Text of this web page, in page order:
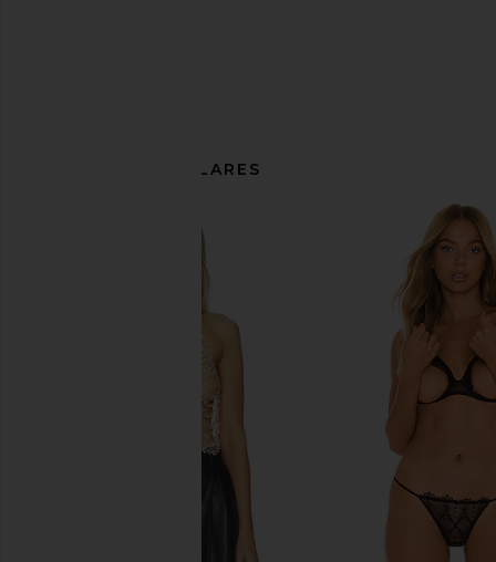
ARTÍCULOS SIMILARES